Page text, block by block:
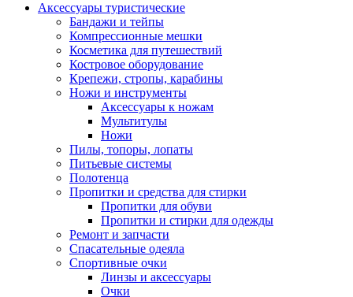
Аксессуары туристические
Бандажи и тейпы
Компрессионные мешки
Косметика для путешествий
Костровое оборудование
Крепежи, стропы, карабины
Ножи и инструменты
Аксессуары к ножам
Мультитулы
Ножи
Пилы, топоры, лопаты
Питьевые системы
Полотенца
Пропитки и средства для стирки
Пропитки для обуви
Пропитки и стирки для одежды
Ремонт и запчасти
Спасательные одеяла
Спортивные очки
Линзы и аксессуары
Очки